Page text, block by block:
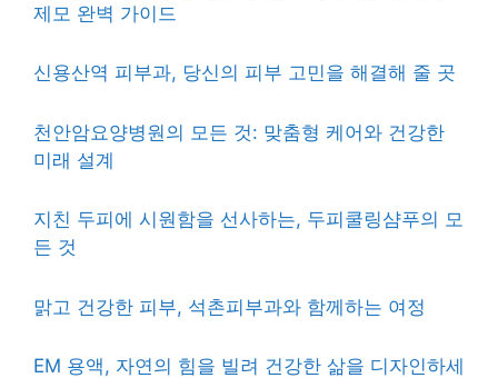
제모 완벽 가이드
신용산역 피부과, 당신의 피부 고민을 해결해 줄 곳
천안암요양병원의 모든 것: 맞춤형 케어와 건강한
미래 설계
지친 두피에 시원함을 선사하는, 두피쿨링샴푸의 모
든 것
맑고 건강한 피부, 석촌피부과와 함께하는 여정
EM 용액, 자연의 힘을 빌려 건강한 삶을 디자인하세